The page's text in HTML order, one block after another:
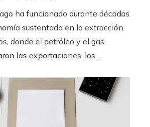
ha funcionado durante décadas
sustentada en la extracción
donde el petróleo y el gas
las exportaciones, los...